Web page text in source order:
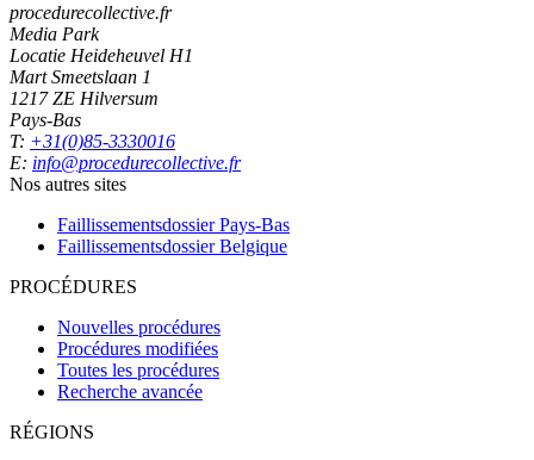
procedurecollective.fr
Media Park
Locatie Heideheuvel H1
Mart Smeetslaan 1
1217 ZE Hilversum
Pays-Bas
T: +31(0)85-3330016
E: info@procedurecollective.fr
Nos autres sites
Faillissementsdossier Pays-Bas
Faillissementsdossier Belgique
PROCÉDURES
Nouvelles procédures
Procédures modifiées
Toutes les procédures
Recherche avancée
RÉGIONS